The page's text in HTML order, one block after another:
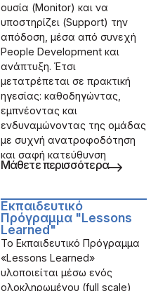
ουσία (Monitor) και να
υποστηρίζει (Support) την
απόδοση, μέσα από συνεχή
People Development και
ανάπτυξη. Έτσι
μετατρέπεται σε πρακτική
ηγεσίας: καθοδηγώντας,
εμπνέοντας και
ενδυναμώνοντας της ομάδας
με συχνή ανατροφοδότηση
και σαφή κατεύθυνση
Μάθετε περισσότερα
Εκπαιδευτικό
Πρόγραμμα "Lessons
Learned"
Το Εκπαιδευτικό Πρόγραμμα
«Lessons Learned»
υλοποιείται μέσω ενός
ολοκληρωμένου (full scale)